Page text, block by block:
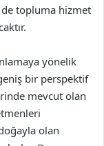
de topluma hizmet
yönelik
bir perspektif
mevcut olan
olan